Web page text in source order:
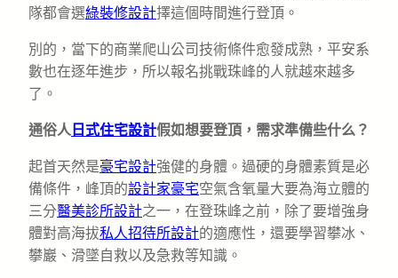
隊都會選綠裝修設計擇這個時間進行登頂。
別的，當下的商業爬山公司技術條件愈發成熟，平安系
數也在逐年進步，所以報名挑戰珠峰的人就越來越多
了。
通俗人 日式住宅設計假如想要登頂，需求準備些什么？
起首天然是豪宅設計強健的身體。過硬的身體素質是必
備條件，峰頂的設計家豪宅空氣含氧量大要為海立體的
三分醫美診所設計之一，在登珠峰之前，除了要增強身
體對高海拔私人招待所設計的適應性，還要學習攀冰、
攀巖、滑墜自救以及急救等知識。